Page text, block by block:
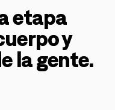
etapa
y
la gente.